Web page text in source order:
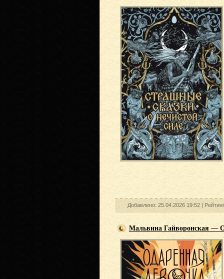
Добавлено: 25.04.2026 19:52 |
Мальвина Гайворонская —